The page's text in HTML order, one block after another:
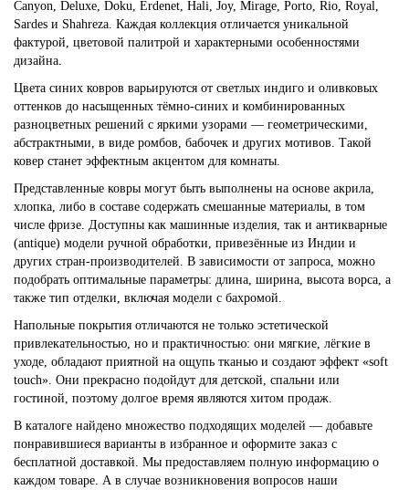
Canyon, Deluxe, Doku, Erdenet, Hali, Joy, Mirage, Porto, Rio, Royal,
Sardes и Shahreza. Каждая коллекция отличается уникальной
фактурой, цветовой палитрой и характерными особенностями
дизайна.
Цвета синих ковров варьируются от светлых индиго и оливковых
оттенков до насыщенных тёмно-синих и комбинированных
разноцветных решений с яркими узорами — геометрическими,
абстрактными, в виде ромбов, бабочек и других мотивов. Такой
ковер станет эффектным акцентом для комнаты.
Представленные ковры могут быть выполнены на основе акрила,
хлопка, либо в составе содержать смешанные материалы, в том
числе фризе. Доступны как машинные изделия, так и антикварные
(antique) модели ручной обработки, привезённые из Индии и
других стран-производителей. В зависимости от запроса, можно
подобрать оптимальные параметры: длина, ширина, высота ворса, а
также тип отделки, включая модели с бахромой.
Напольные покрытия отличаются не только эстетической
привлекательностью, но и практичностью: они мягкие, лёгкие в
уходе, обладают приятной на ощупь тканью и создают эффект «soft
touch». Они прекрасно подойдут для детской, спальни или
гостиной, поэтому долгое время являются хитом продаж.
В каталоге найдено множество подходящих моделей — добавьте
понравившиеся варианты в избранное и оформите заказ с
бесплатной доставкой. Мы предоставляем полную информацию о
каждом товаре. А в случае возникновения вопросов наши